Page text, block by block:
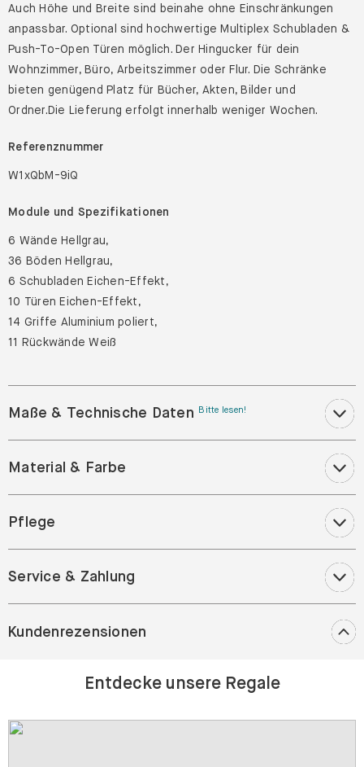
Auch Höhe und Breite sind beinahe ohne Einschränkungen
anpassbar. Optional sind hochwertige Multiplex Schubladen &
Push-To-Open Türen möglich. Der Hingucker für dein
Wohnzimmer, Büro, Arbeitszimmer oder Flur. Die Schränke
bieten genügend Platz für Bücher, Akten, Bilder und
Ordner.Die Lieferung erfolgt innerhalb weniger Wochen.
Referenznummer
W1xQbM-9iQ
Module und Spezifikationen
6 Wände Hellgrau,
36 Böden Hellgrau,
6 Schubladen Eichen-Effekt,
10 Türen Eichen-Effekt,
14 Griffe Aluminium poliert,
11 Rückwände Weiß
Maße & Technische Daten Bitte lesen!
Material & Farbe
Pflege
Service & Zahlung
Kundenrezensionen
Entdecke unsere Regale